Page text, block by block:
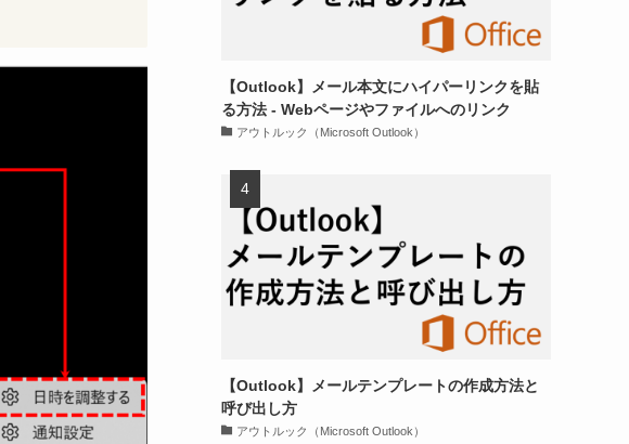
【Outlook】メール本文にハイパーリンクを貼
る方法 - Webページやファイルへのリンク
アウトルック（Microsoft Outlook）
【Outlook】メールテンプレートの作成方法と
呼び出し方
アウトルック（Microsoft Outlook）